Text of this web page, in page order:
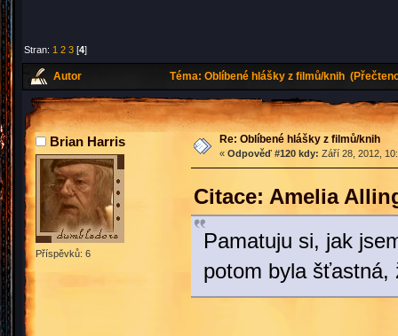
Stran: 1 2 3 [4]
Autor Téma: Oblíbené hlášky z filmů/knih
Brian Harris
Příspěvků: 6
Re: Oblíbené hlášky z filmů/knih
« Odpověď #120 kdy: Září 28, 2012,
Citace: Amelia
Pamatuju si, jak
potom byla